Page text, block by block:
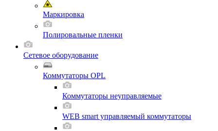
Маркировка
Полировальные пленки
Сетевое оборудование
Коммутаторы OPL
Коммутаторы неуправляемые
WEB smart управляемый коммутаторы